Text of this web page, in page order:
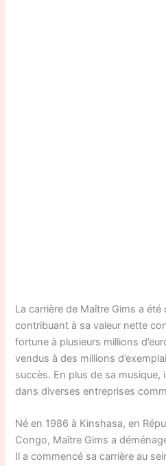
La carrière de Maître Gims a
contribuant à sa valeur nette
fortune à plusieurs millions
vendus à des millions
succès. En plus de sa musique,
dans diverses entreprises
Né en 1986 à Kinshasa, en
Congo, Maître Gims a
Il a commencé sa carrière au